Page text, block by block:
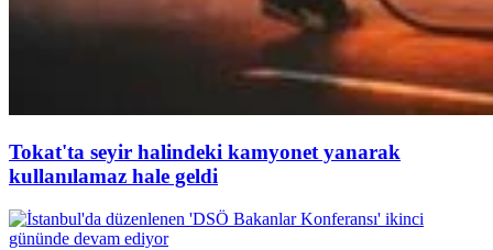
Tokat'ta seyir halindeki kamyonet yanarak
kullanılamaz hale geldi